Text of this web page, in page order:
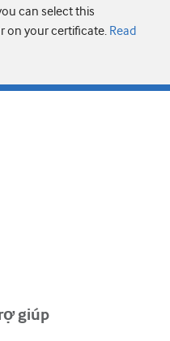
can select this
on your certificate. Read
giúp